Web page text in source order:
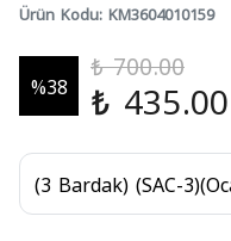
Ürün Kodu: KM3604010159
%38
₺ 700.00
₺ 435.00